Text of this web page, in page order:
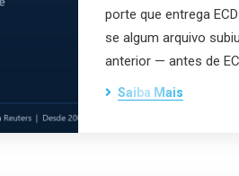
porte que entrega
se algum arquivo
anterior — antes de
Saiba Mais